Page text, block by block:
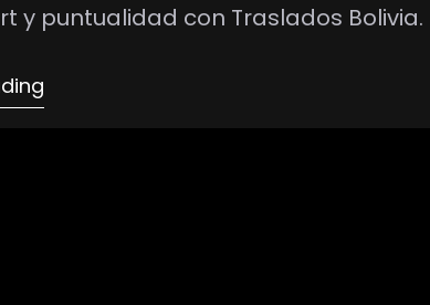
y puntualidad con Traslados Bolivia.